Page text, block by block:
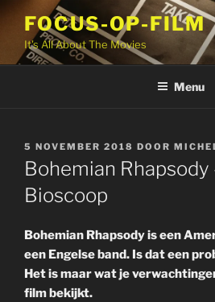
inhoud
FOCUS-OP-FILM
It's All About The Movies
Menu
GEPLAATST
OP
5 NOVEMBER 2018 DOOR
Bohemian Rhapsody
Bioscoop
Bohemian Rhapsody is een
een Engelse band. Is dat een
Het is maar wat je
film bekijkt.